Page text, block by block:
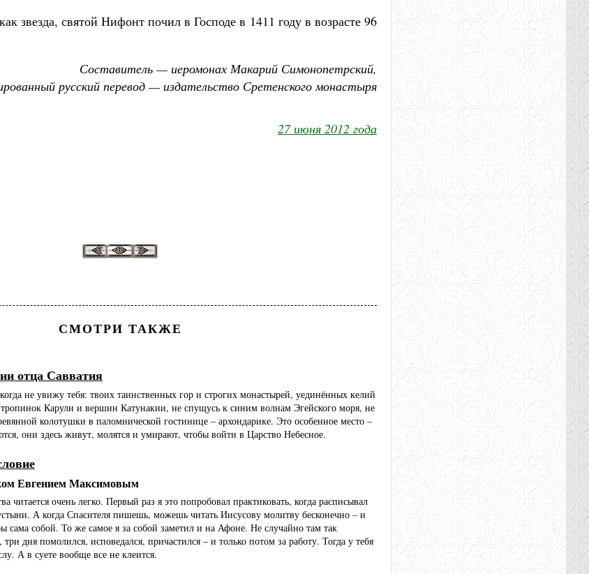
звезда, святой Нифонт почил в Господе в 1411 году в возрасте 96
Составитель — иеромонах Макарий Симонопетрский,
русский перевод — издательство Сретенского монастыря
27 июня 2012 года
СМОТРИ ТАКЖЕ
отца Савватия
не увижу тебя: твоих таинственных гор и строгих монастырей, уединённых келий
Карули и вершин Катунакии, не спущусь к синим волнам Эгейского моря, не
колотушки в паломнической гостинице – архондарике. Это особенное место –
они здесь живут, молятся и умирают, чтобы войти в Царство Небесное.
Евгением Максимовым
читается очень легко. Первый раз я это попробовал практиковать, когда расписывал
А когда Спасителя пишешь, можешь читать Иисусову молитву бесконечно – и
сама собой. То же самое я за собой заметил и на Афоне. Не случайно там так
дня помолился, исповедался, причастился – и только потом за работу. Тогда у тебя
А в суете вообще все не клеится.